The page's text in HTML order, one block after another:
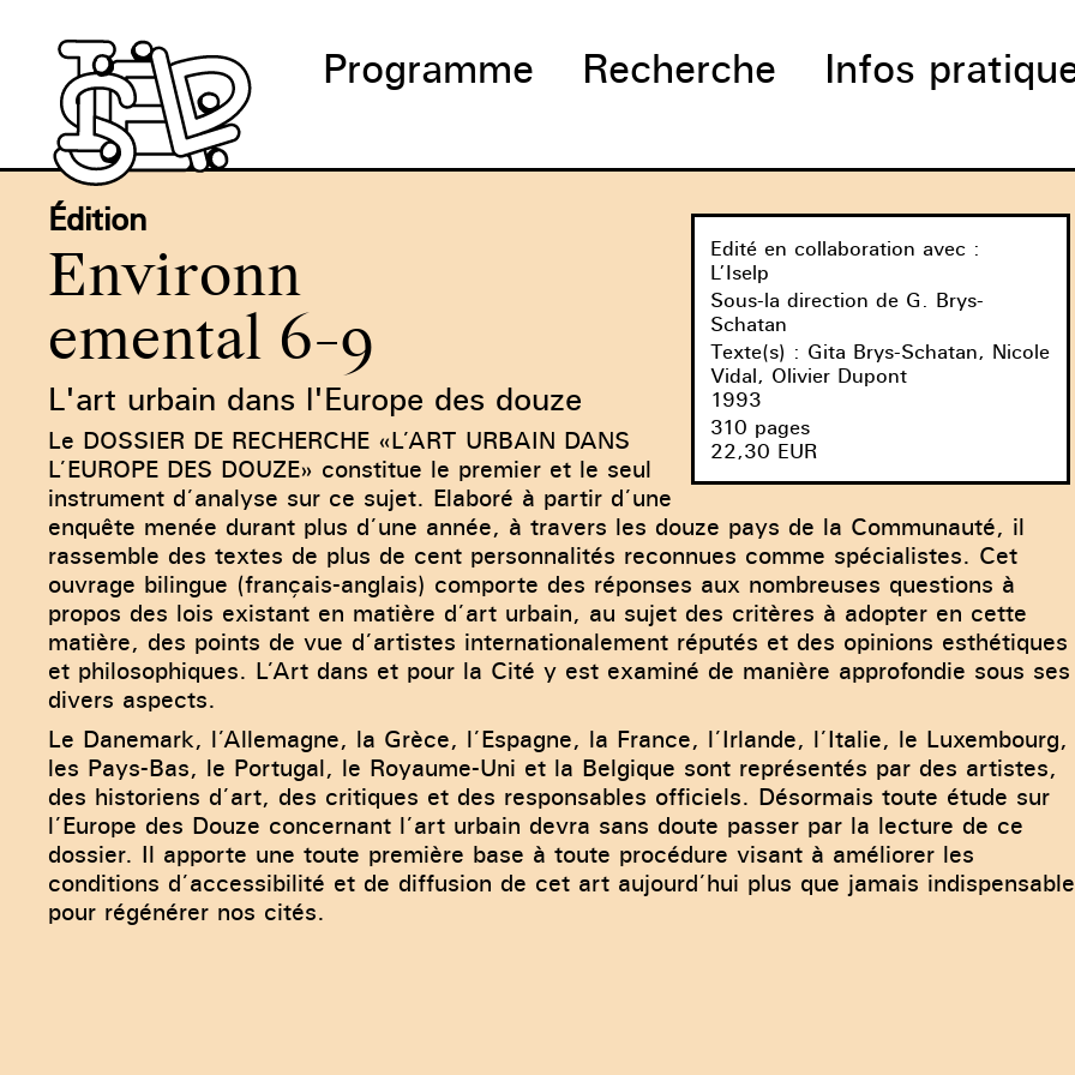
Programme Recherche Infos
Edité en collaboration avec :
L’Iselp
Sous-la direction de G. Brys-
Schatan
Texte(s) : Gita Brys-Schatan, Nicole
Vidal, Olivier Dupont
1993
310 pages
22,30 EUR
Édition
Environn
emental 6-9
L'art urbain dans l'Europe des douze
Le DOSSIER DE RECHERCHE «L’ART URBAIN DANS
L’EUROPE DES DOUZE» constitue le premier et le seul
instrument d’analyse sur ce sujet. Elaboré à partir d’une
enquête menée durant plus d’une année, à travers les douze pays de la Communauté, il
rassemble des textes de plus de cent personnalités reconnues comme spécialistes. Cet
ouvrage bilingue (français-anglais) comporte des réponses aux nombreuses questions à
propos des lois existant en matière d’art urbain, au sujet des critères à adopter en cette
matière, des points de vue d’artistes internationalement réputés et des opinions esthétiques
et philosophiques. L’Art dans et pour la Cité y est examiné de manière approfondie sous ses
divers aspects.
Le Danemark, l’Allemagne, la Grèce, l’Espagne, la France, l’Irlande, l’Italie, le Luxembourg,
les Pays-Bas, le Portugal, le Royaume-Uni et la Belgique sont représentés par des artistes,
des historiens d’art, des critiques et des responsables officiels. Désormais toute étude sur
l’Europe des Douze concernant l’art urbain devra sans doute passer par la lecture de ce
dossier. Il apporte une toute première base à toute procédure visant à améliorer les
conditions d’accessibilité et de diffusion de cet art aujourd’hui plus que jamais indispensable
pour régénérer nos cités.